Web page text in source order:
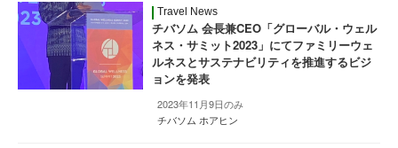
Travel News
チバソム 会長兼CEO「グローバル・ウェル
ネス・サミット2023」にてファミリーウェ
ルネスとサステナビリティを推進するビジ
ョンを発表
2023年11月9日のみ
チバソム ホアヒン